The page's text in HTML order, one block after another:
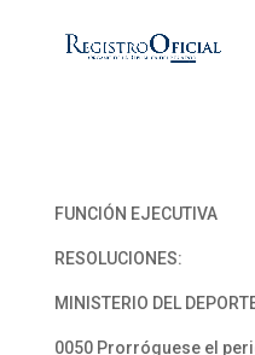
FUNCIÓN EJECUTIVA
RESOLUCIONES:
MINISTERIO DEL
0050 Prorróguese el